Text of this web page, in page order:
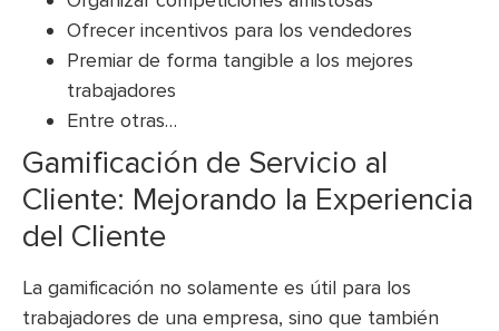
Ofrecer incentivos para los vendedores
Premiar de forma tangible a los mejores
trabajadores
Entre otras…
Gamificación de Servicio al
Cliente: Mejorando la Experiencia
del Cliente
La gamificación no solamente es útil para los
trabajadores de una empresa, sino que también